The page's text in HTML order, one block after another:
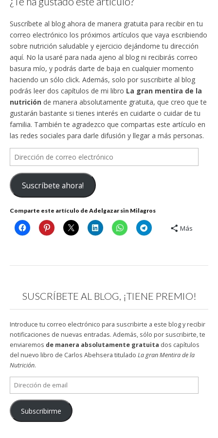
Suscríbete al blog ahora de manera gratuita para recibir en tu
correo electrónico los próximos artículos que vaya escribiendo
sobre nutrición saludable y ejercicio dejándome tu dirección
aquí. No la usaré para nada ajeno al blog ni recibirás correo
basura mío, y podrás darte de baja en cualquier momento
haciendo un sólo click. Además, solo por suscribirte al blog
podrás leer dos capítulos de mi libro La gran mentira de la
nutrición de manera absolutamente gratuita, que creo que te
gustarán bastante si tienes interés en cuidarte o cuidar de tu
familia. También te agradezco que compartas este artículo en
las redes sociales para darle difusión y llegar a más personas.
Dirección
de
correo
electrónico
Suscríbete ahora!
Comparte este artículo de Adelgazar sin Milagros
Más
SUSCRÍBETE AL BLOG, ¡TIENE PREMIO!
Introduce tu correo electrónico para suscribirte a este blog y recibir
notificaciones de nuevas entradas. Además, sólo por suscribirte, te
enviaremos de manera absolutamente gratuita dos capítulos
del nuevo libro de Carlos Abehsera titulado La gran Mentira de la
Nutrición.
Dirección
de
email
Subscribirme